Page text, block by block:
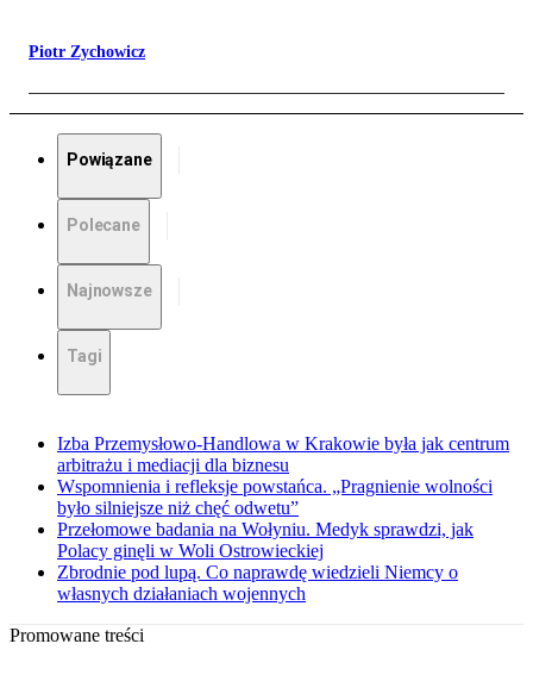
Piotr Zychowicz
Powiązane
Polecane
Najnowsze
Tagi
Izba Przemysłowo-Handlowa w Krakowie była jak centrum
arbitrażu i mediacji dla biznesu
Wspomnienia i refleksje powstańca. „Pragnienie wolności
było silniejsze niż chęć odwetu”
Przełomowe badania na Wołyniu. Medyk sprawdzi, jak
Polacy ginęli w Woli Ostrowieckiej
Zbrodnie pod lupą. Co naprawdę wiedzieli Niemcy o
własnych działaniach wojennych
Promowane treści